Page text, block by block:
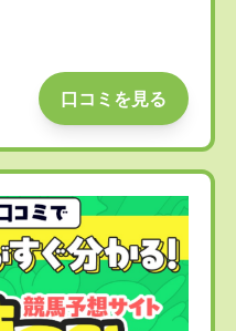
口コミを見る